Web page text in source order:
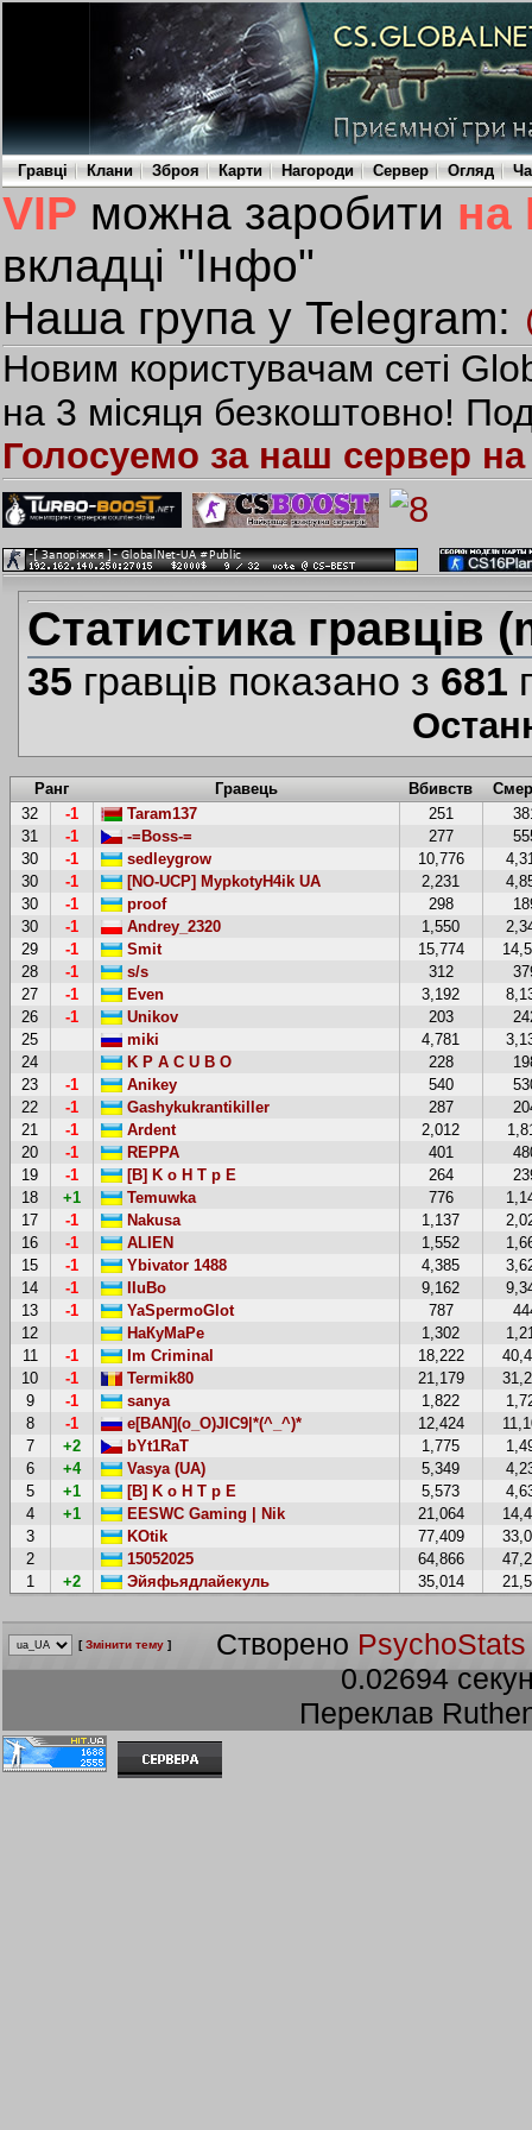
Гравці Клани Зброя Карти Нагороди Сервер Огляд
VIP можна заробити на
вкладці "Інфо"
Наша група у Telegram:
Новим користувачам сеті
на 3 місяця безкоштовно!
Голосуемо за наш сервер на
Статистика гравців
35 гравців показано з 681
Ранг Гравець Вбивств
32
-1 Taram137 251
31
-1 -=Boss-= 277
30
-1 sedleygrow 10,776
30
-1 [NO-UCP] MypkotyH4ik UA 2,231
30
-1 proof 298
30
-1 Andrey_2320 1,550
29
-1 Smit 15,774
28
-1 s/s 312
27
-1 Even 3,192
26
-1 Unikov 203
25
miki 4,781
24
K P A C U B O 228
23
-1 Anikey 540
22
-1 Gashykukrantikiller 287
21
-1 Ardent 2,012
20
-1 REPPA 401
19
-1 [B] K o H T p E 264
18
+1 Temuwka 776
17
-1 Nakusa 1,137
16
-1 ALIEN 1,552
15
-1 Ybivator 1488 4,385
14
-1 IIuBo 9,162
13
-1 YaSpermoGlot 787
12
НаКуМаРе 1,302
11
-1 Im Criminal 18,222
10
-1 Termik80 21,179
9
-1 sanya 1,822
8
-1 e[BAN](o_O)JIC9|*(^_^)* 12,424
7
+2 bYt1RaT 1,775
6
+4 Vasya (UA) 5,349
5
+1 [B] K o H T p E 5,573
4
+1 EESWC Gaming | Nik 21,064
3
KOtik 77,409
2
15052025 64,866
1
+2 Эйяфьядлайекуль 35,014
[Змінити тему ] Створено
0.02694
Переклав